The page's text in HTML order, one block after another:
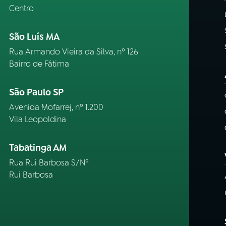
Centro
São Luís MA
Rua Armando Vieira da Silva, nº 126
Bairro de Fátima
São Paulo SP
Avenida Mofarrej, nº 1.200
Vila Leopoldina
Tabatinga AM
Rua Rui Barbosa S/Nº
Rui Barbosa